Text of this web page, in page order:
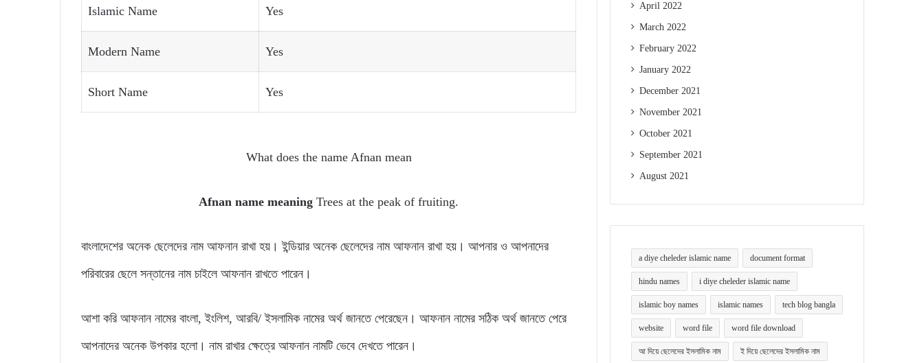
Islamic Name Yes
Modern Name Yes
Short Name Yes
What does the name Afnan mean
Afnan name meaning Trees at the peak of fruiting.
বাংলাদেশের অনেক ছেলেদের নাম আফনান রাখা হয়। ইন্ডিয়ার অনেক ছেলেদের নাম আফনান রাখা হয়। আপনার ও আপনাদের
পরিবারের ছেলে সন্তানের নাম চাইলে আফনান রাখতে পারেন।
আশা করি আফনান নামের বাংলা, ইংলিশ, আরবি/ ইসলামিক নামের অর্থ জানতে পেরেছেন। আফনান নামের সঠিক অর্থ জানতে পেরে
আপনাদের অনেক উপকার হলো। নাম রাখার ক্ষেত্রে আফনান নামটি ভেবে দেখতে পারেন।
April 2022
March 2022
February 2022
January 2022
December 2021
November 2021
October 2021
September 2021
August 2021
a diye cheleder islamic name document format
hindu names i diye cheleder islamic name
islamic boy names islamic names tech blog bangla
website word file word file download
আ দিয়ে ছেলেদের ইসলামিক নাম ই দিয়ে ছেলেদের ইসলামিক নাম